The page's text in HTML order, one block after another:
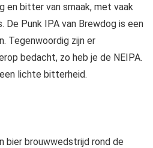
en bitter van smaak, met vaak
De Punk IPA van Brewdog is een
Tegenwoordig zijn er
bedacht, zo heb je de NEIPA.
lichte bitterheid.
bier brouwwedstrijd rond de